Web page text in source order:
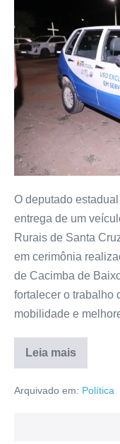
O deputado
entrega de um
Rurais de Santa
em cerimônia
de Cacimba de
fortalecer o trabalho
mobilidade e
Leia mais
Arquivado em: Política